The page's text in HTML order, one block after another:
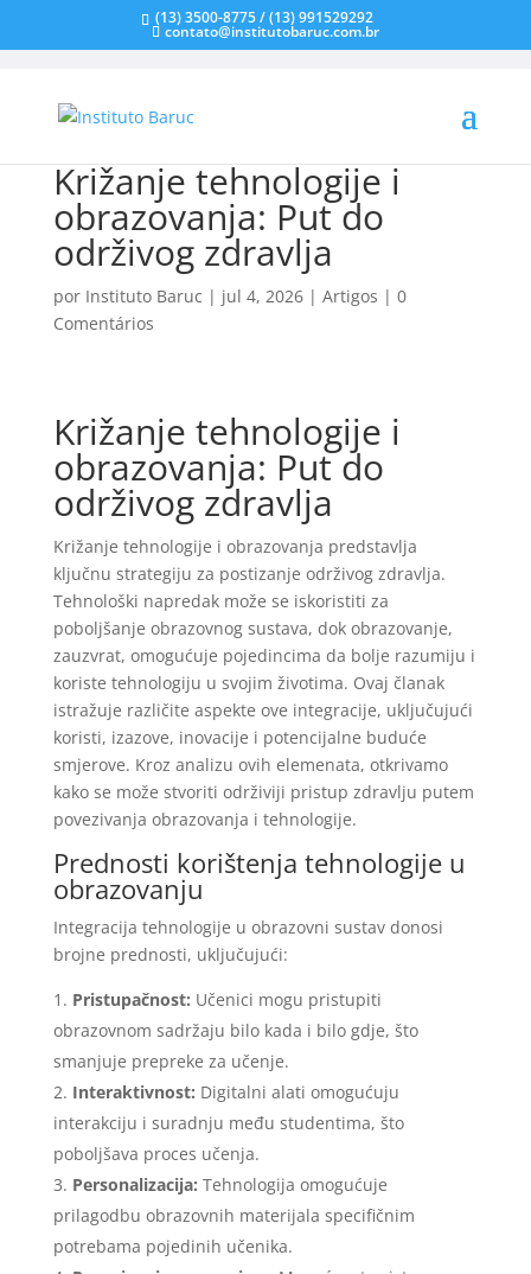
(13) 3500-8775 / (13) 991529292
contato@institutobaruc.com.br
Križanje tehnologije i
obrazovanja: Put do
održivog zdravlja
por Instituto Baruc | jul 4, 2026| Artigos | 0
Comentários
Križanje tehnologije i
obrazovanja: Put do
održivog zdravlja
Križanje tehnologije i obrazovanja predstavlja
ključnu strategiju za postizanje održivog zdravlja.
Tehnološki napredak može se iskoristiti za
poboljšanje obrazovnog sustava, dok obrazovanje,
zauzvrat, omogućuje pojedincima da bolje razumiju i
koriste tehnologiju u svojim životima. Ovaj članak
istražuje različite aspekte ove integracije, uključujući
koristi, izazove, inovacije i potencijalne buduće
smjerove. Kroz analizu ovih elemenata, otkrivamo
kako se može stvoriti održiviji pristup zdravlju putem
povezivanja obrazovanja i tehnologije.
Prednosti korištenja tehnologije u
obrazovanju
Integracija tehnologije u obrazovni sustav donosi
brojne prednosti, uključujući:
Pristupačnost: Učenici mogu pristupiti
obrazovnom sadržaju bilo kada i bilo gdje, što
smanjuje prepreke za učenje.
Interaktivnost: Digitalni alati omogućuju
interakciju i suradnju među studentima, što
poboljšava proces učenja.
Personalizacija: Tehnologija omogućuje
prilagodbu obrazovnih materijala specifičnim
potrebama pojedinih učenika.